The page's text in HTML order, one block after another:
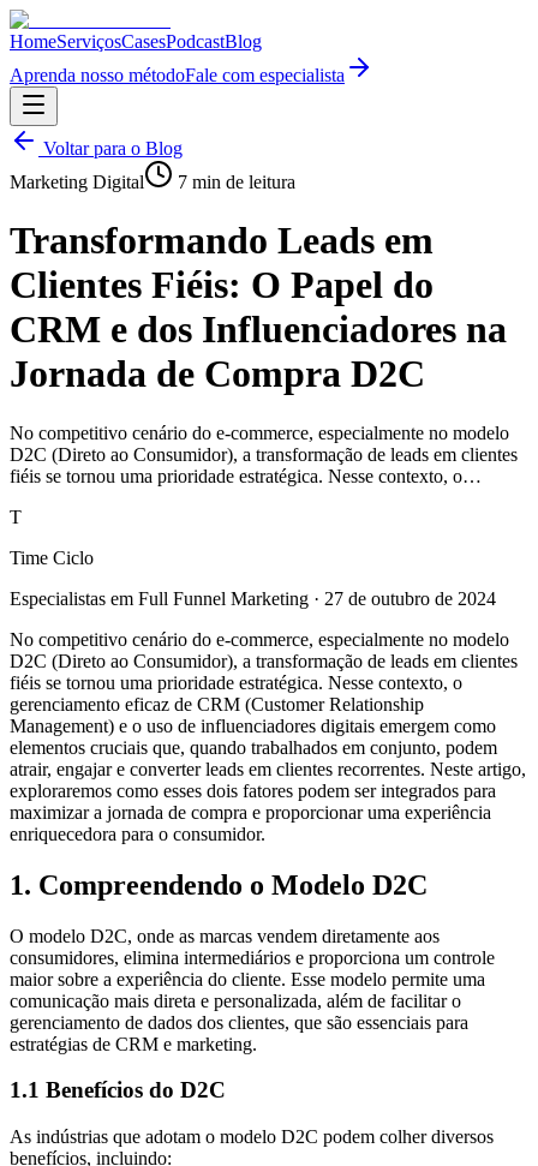
HomeServiçosCasesPodcastBlog
Aprenda nosso métodoFale com especialista
Voltar para o Blog
Marketing Digital
7 min de leitura
Transformando Leads em
Clientes Fiéis: O Papel do
CRM e dos Influenciadores na
Jornada de Compra D2C
No competitivo cenário do e-commerce, especialmente no modelo
D2C (Direto ao Consumidor), a transformação de leads em clientes
fiéis se tornou uma prioridade estratégica. Nesse contexto, o…
T
Time Ciclo
Especialistas em Full Funnel Marketing · 27 de outubro de 2024
No competitivo cenário do e-commerce, especialmente no modelo
D2C (Direto ao Consumidor), a transformação de leads em clientes
fiéis se tornou uma prioridade estratégica. Nesse contexto, o
gerenciamento eficaz de CRM (Customer Relationship
Management) e o uso de influenciadores digitais emergem como
elementos cruciais que, quando trabalhados em conjunto, podem
atrair, engajar e converter leads em clientes recorrentes. Neste artigo,
exploraremos como esses dois fatores podem ser integrados para
maximizar a jornada de compra e proporcionar uma experiência
enriquecedora para o consumidor.
1. Compreendendo o Modelo D2C
O modelo D2C, onde as marcas vendem diretamente aos
consumidores, elimina intermediários e proporciona um controle
maior sobre a experiência do cliente. Esse modelo permite uma
comunicação mais direta e personalizada, além de facilitar o
gerenciamento de dados dos clientes, que são essenciais para
estratégias de CRM e marketing.
1.1 Benefícios do D2C
As indústrias que adotam o modelo D2C podem colher diversos
benefícios, incluindo: